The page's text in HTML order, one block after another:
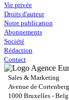
Vie privée
Droits d'auteur
Notre publication
Abonnements
Société
Rédaction
Contact
Sales & Marketing
Avenue de
1000 Bruxelles -